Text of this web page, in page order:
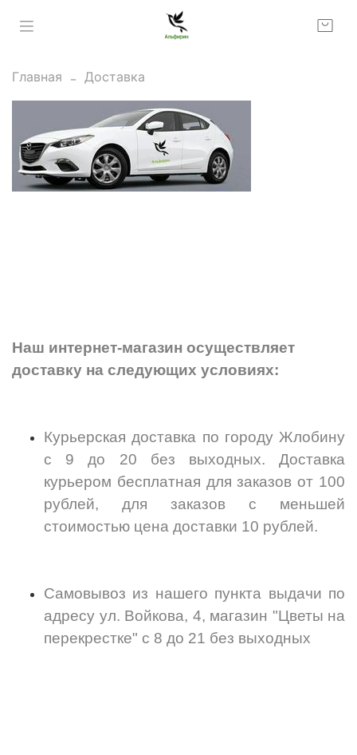
Главная Доставка
Наш интернет-магазин осуществляет
доставку на следующих условиях:
Курьерская доставка по городу Жлобину
с 9 до 20 без выходных. Доставка
курьером бесплатная для заказов от 100
рублей, для заказов с меньшей
стоимостью цена доставки 10 рублей.
Самовывоз из нашего пункта выдачи по
адресу ул. Войкова, 4, магазин "Цветы на
перекрестке" с 8 до 21 без выходных